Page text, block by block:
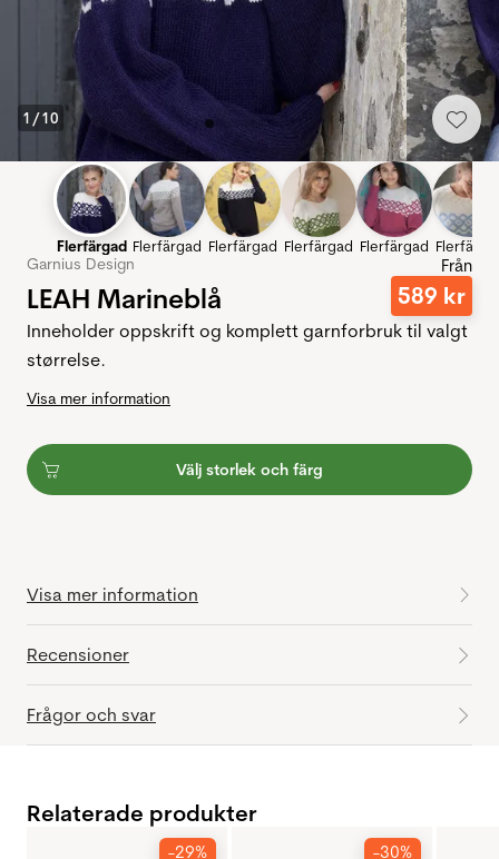
1 /10
Flerfärgad Flerfärgad Flerfärgad Flerfärgad Flerfärgad
Garnius Design
LEAH Marineblå
Från
589 kr
Inneholder oppskrift og komplett garnforbruk til valgt
størrelse.
Visa mer information
Välj storlek och färg
Visa mer information
Recensioner
Frågor och svar
Relaterade produkter
-29% -30%